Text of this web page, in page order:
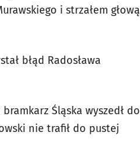
i strzałem głową
błąd Radosława
Śląska wyszedł do
nie trafił do pustej